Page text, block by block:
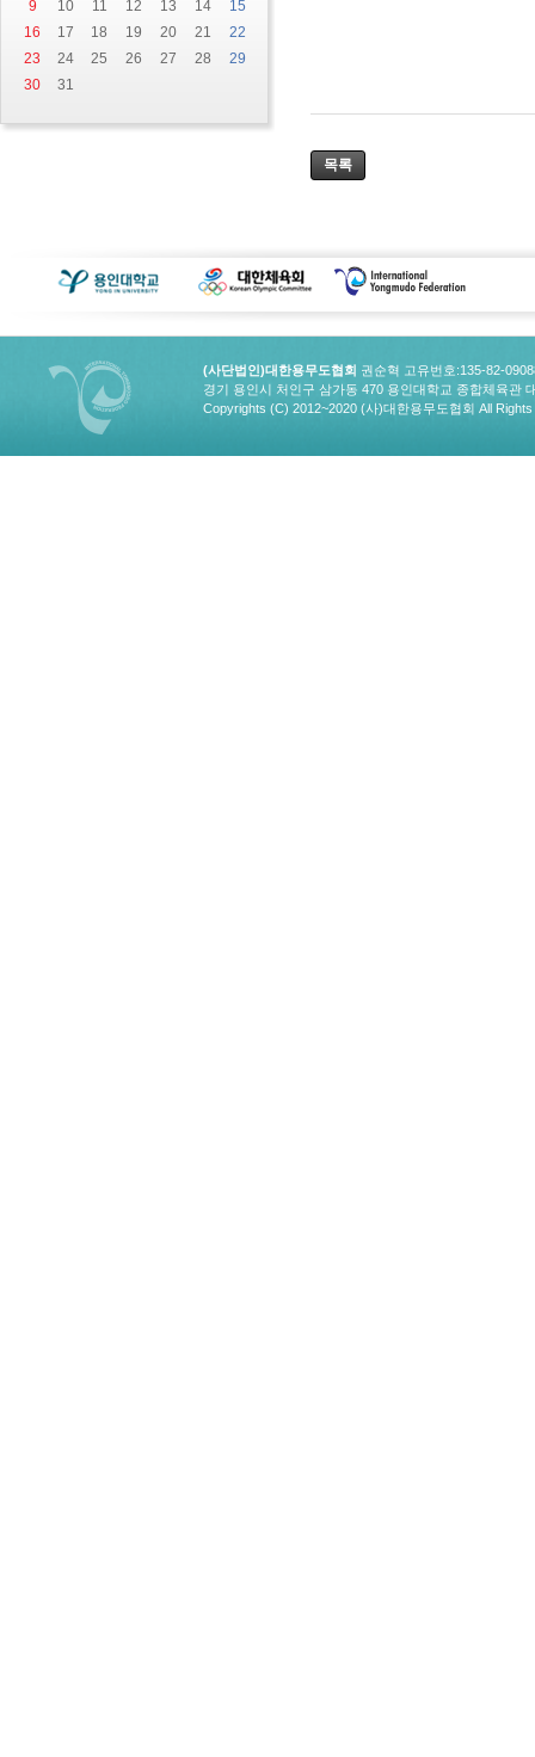
9
10 11 12 13 14
15
16
17 18 19 20 21
22
23
24 25 26 27 28
29
30
31
목록
(사단법인)대한용무도협회 권순혁 고유번호:135-82-
경기 용인시 처인구 삼가동 470 용인대학교 종합체육관
Copyrights (C) 2012~2020 (사)대한용무도협회 All